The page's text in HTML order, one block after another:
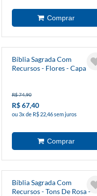
Bíblia Sagrada Com
Recursos - Flores - Capa
R$ 74,90
R$ 67,40
ou 3x de R$ 22,46 sem juros
Bíblia Sagrada Com
Recursos - Tons De Rosa -